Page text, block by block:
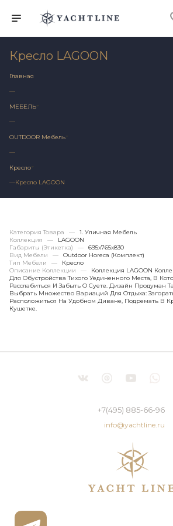
Кресло LAGOON
Главная
—
МЕБЕЛЬ
—
OUTDOOR Мебель
—
Кресло
—Кресло LAGOON
Категория Товара —
1. Уличная Мебель
Коллекция
—
LAGOON
Габариты (этикетка)
—
695х765x830
Вид Мебели
—
Outdoor Horeca (Комплект)
Тип Мебели
—
Кресло
Описание Коллекции
—
Коллекция LAGOON
Для Обустройства Тихого Уединенного Места, В
Расслабиться И Забыть О Суете. Дизайн Продуман
Выбрать Множество Вариаций Для Отдыха:
Расположиться На Удобном Диване, Подремать В
Кушетке.
+7(495) 885-66-96
info@yachtline.ru